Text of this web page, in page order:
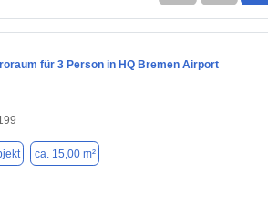
für 3 Person in HQ Bremen Airport
ca. 15,00 m²